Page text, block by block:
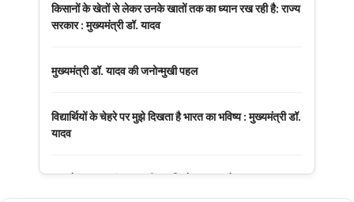
किसानों के खेतों से लेकर उनके खातों तक का ध्यान रख रही है: राज्य
सरकार : मुख्यमंत्री डॉ. यादव
मुख्यमंत्री डॉ. यादव की जनोन्मुखी पहल
विद्यार्थियों के चेहरे पर मुझे दिखता है भारत का भविष्य : मुख्यमंत्री डॉ.
यादव
अनुच्छेद 370 एवं 35A की समाप्ति के 7 साल पूरे